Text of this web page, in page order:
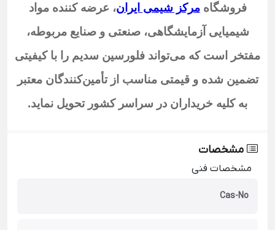
فروشگاهمرکز شیمی ایران،عرضه کننده مواد
شیمیایی آزمایشگاهی، صنعتی و صنایع مربوطه،
مفتخر است که می‌تواند فلورسین سدیم را با کیفیتی
تضمین شده و قیمتی مناسب از تأمین‌کنندگان معتبر
به کلیه خریداران در سراسر کشور تحویل نماید.
مشخصات
مشخصات فنی
Cas-No